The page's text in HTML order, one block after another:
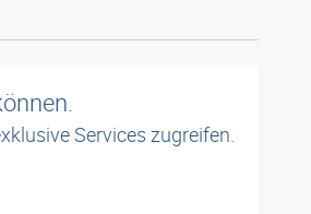
Services zugreifen.